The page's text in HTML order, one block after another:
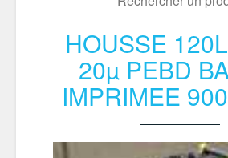
HOUSSE
20µ PEBD
IMPRIMEE